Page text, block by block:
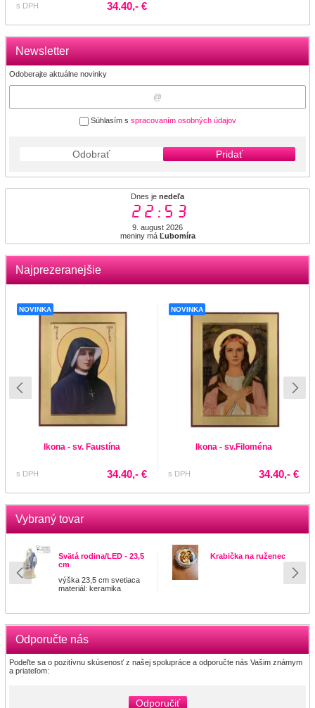
Newsletter
Odoberajte aktuálne novinky
Súhlasím s spracovaním osobných údajov
Odobrať Pridať
Dnes je nedeľa
22:53
9. august 2026
meniny má Ľubomíra
Najprezeranejšie
NOVINKA
Ikona - sv. Faustína
s DPH 34.40,- €
NOVINKA
Ikona - sv.Filoména
s DPH 34.40,- €
Vybraný tovar
Svätá rodina/LED - 23,5
cm
výška 23,5 cm svetiaca
materiál: keramika
Krabička na ruženec
Odporučte nás
Podeľte sa o pozitívnu skúsenosť z našej spolupráce a odporučte nás Vašim známym
a priateľom:
Odporučiť
s DPH
34.40,- €